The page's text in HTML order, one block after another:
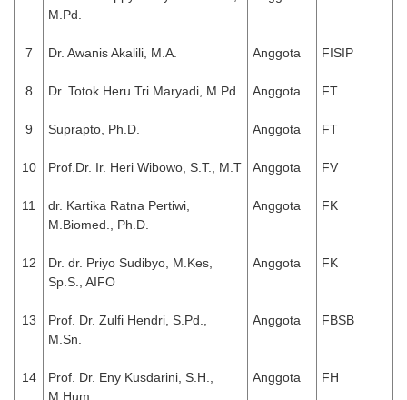
M.Pd.
7 Dr. Awanis Akalili, M.A. Anggota FISIP
8 Dr. Totok Heru Tri Maryadi, M.Pd. Anggota FT
9 Suprapto, Ph.D. Anggota FT
10 Prof.Dr. Ir. Heri Wibowo, S.T., M.T Anggota FV
11
dr. Kartika Ratna Pertiwi,
M.Biomed., Ph.D.
Anggota FK
12
Dr. dr. Priyo Sudibyo, M.Kes,
Sp.S., AIFO
Anggota FK
13
Prof. Dr. Zulfi Hendri, S.Pd.,
M.Sn.
Anggota FBSB
14
Prof. Dr. Eny Kusdarini, S.H.,
M.Hum.
Anggota FH